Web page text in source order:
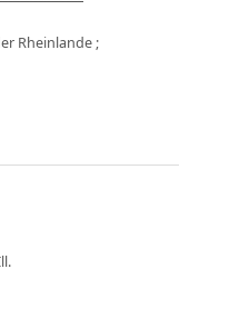
Rheinlande ;